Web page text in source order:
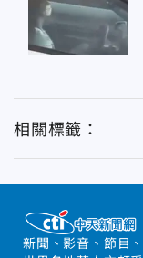
相關標籤：
新聞、影音、節目